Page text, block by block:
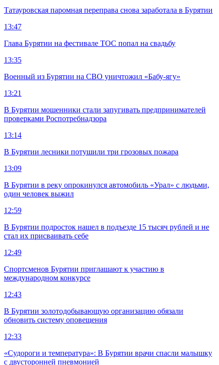
Татауровская паромная переправа снова заработала в Бурятии
13:47
Глава Бурятии на фестивале ТОС попал на свадьбу
13:35
Военный из Бурятии на СВО уничтожил «Бабу-ягу»
13:21
В Бурятии мошенники стали запугивать предпринимателей
проверками Роспотребнадзора
13:14
В Бурятии лесники потушили три грозовых пожара
13:09
В Бурятии в реку опрокинулся автомобиль «Урал» с людьми,
один человек выжил
12:59
В Бурятии подросток нашел в подъезде 15 тысяч рублей и не
стал их присваивать себе
12:49
Спортсменов Бурятии приглашают к участию в
международном конкурсе
12:43
В Бурятии золотодобывающую организацию обязали
обновить систему оповещения
12:33
«Судороги и температура»: В Бурятии врачи спасли малышку
с двусторонней пневмонией